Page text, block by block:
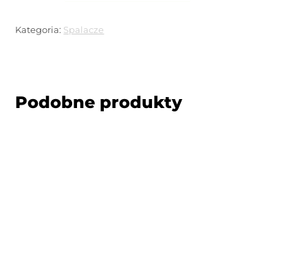
LABZ
Kategoria: Spalacze
Podobne produkty